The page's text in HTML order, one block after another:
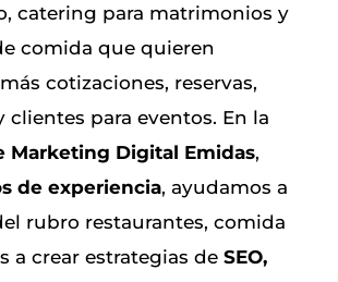
catering para matrimonios y
comida que quieren
cotizaciones, reservas,
clientes para eventos. En la
Marketing Digital Emidas,
de experiencia, ayudamos a
rubro restaurantes, comida
a crear estrategias de SEO,